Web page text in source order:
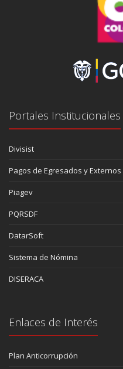
Portales Institucionales
Divisist
Pagos de Egresados y Externos
Piagev
PQRSDF
DatarSoft
Sistema de Nómina
DISERACA
Enlaces de Interés
Plan Anticorrupción